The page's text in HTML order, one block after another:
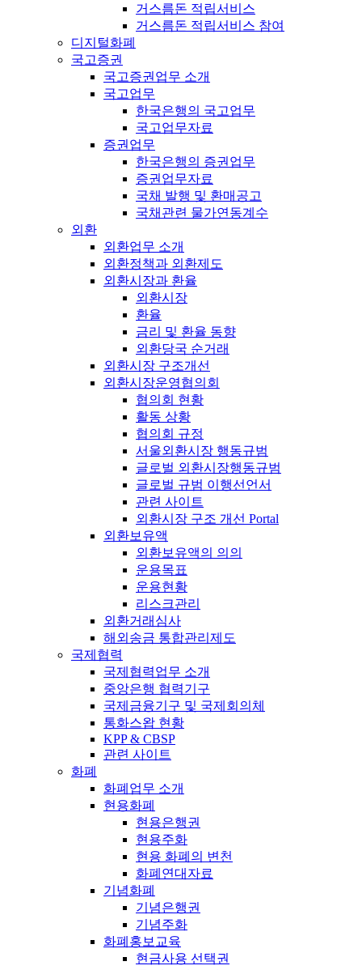
거스름돈 적립서비스
거스름돈 적립서비스 참여
디지털화폐
국고증권
국고증권업무 소개
국고업무
한국은행의 국고업무
국고업무자료
증권업무
한국은행의 증권업무
증권업무자료
국채 발행 및 환매공고
국채관련 물가연동계수
외환
외환업무 소개
외환정책과 외환제도
외환시장과 환율
외환시장
환율
금리 및 환율 동향
외환당국 순거래
외환시장 구조개선
외환시장운영협의회
협의회 현황
활동 상황
협의회 규정
서울외환시장 행동규범
글로벌 외환시장행동규범
글로벌 규범 이행선언서
관련 사이트
외환시장 구조 개선 Portal
외환보유액
외환보유액의 의의
운용목표
운용현황
리스크관리
외환거래심사
해외송금 통합관리제도
국제협력
국제협력업무 소개
중앙은행 협력기구
국제금융기구 및 국제회의체
통화스왑 현황
KPP & CBSP
관련 사이트
화폐
화폐업무 소개
현용화폐
현용은행권
현용주화
현용 화폐의 변천
화폐연대자료
기념화폐
기념은행권
기념주화
화폐홍보교육
현금사용 선택권